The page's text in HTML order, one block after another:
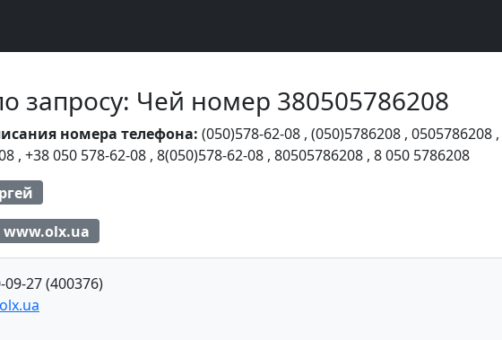
запросу: Чей номер 380505786208
номера телефона: (050)578-62-08 , (050)5786208 , 0505786208 ,
, +38 050 578-62-08 , 8(050)578-62-08 , 80505786208 , 8 050 5786208
www.olx.ua
09-27 (400376)